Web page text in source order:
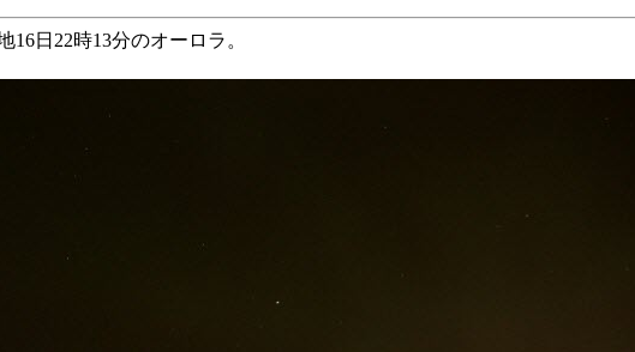
日22時13分のオーロラ。